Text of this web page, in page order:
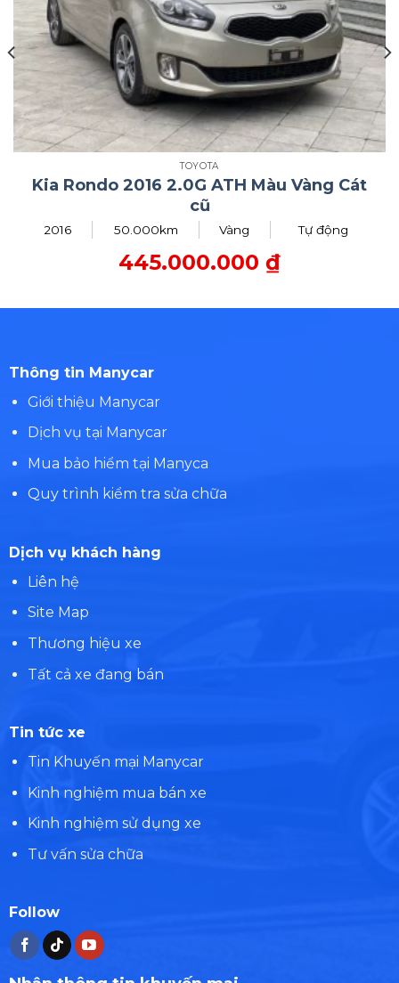
TOYOTA
Kia Rondo 2016 2.0G ATH Màu Vàng Cát
cũ
2016 50.000km Vàng Tự động
445.000.000 ₫
Thông tin Manycar
Giới thiệu Manycar
Dịch vụ tại Manycar
Mua bảo hiểm tại Manyca
Quy trình kiểm tra sửa chữa
Dịch vụ khách hàng
Liên hệ
Site Map
Thương hiệu xe
Tất cả xe đang bán
Tin tức xe
Tin Khuyến mại Manycar
Kinh nghiệm mua bán xe
Kinh nghiệm sử dụng xe
Tư vấn sửa chữa
Follow